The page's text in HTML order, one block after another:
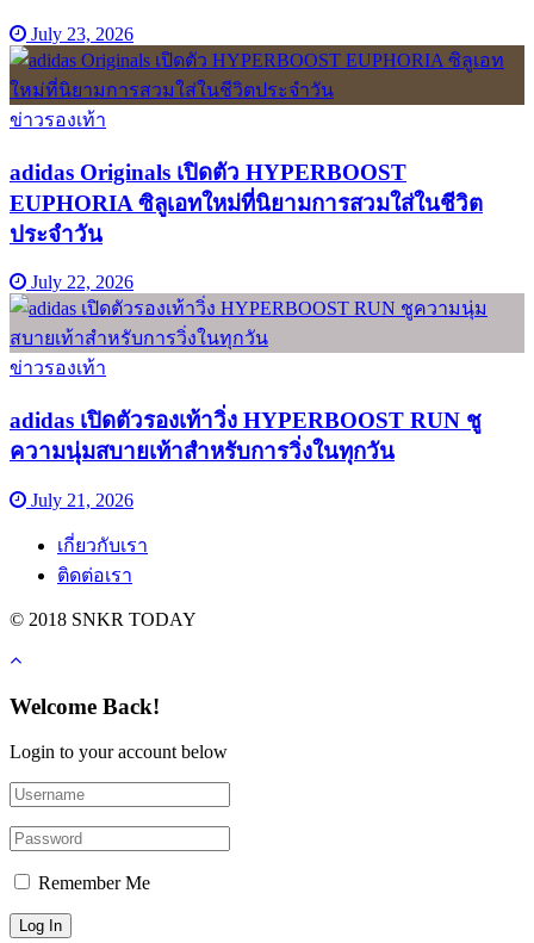
July 23, 2026
ข่าวรองเท้า
adidas Originals เปิดตัว HYPERBOOST
EUPHORIA ซิลูเอทใหม่ที่นิยามการสวมใส่ในชีวิต
ประจำวัน
July 22, 2026
ข่าวรองเท้า
adidas เปิดตัวรองเท้าวิ่ง HYPERBOOST RUN ชู
ความนุ่มสบายเท้าสำหรับการวิ่งในทุกวัน
July 21, 2026
เกี่ยวกับเรา
ติดต่อเรา
© 2018 SNKR TODAY
Welcome Back!
Login to your account below
Remember Me